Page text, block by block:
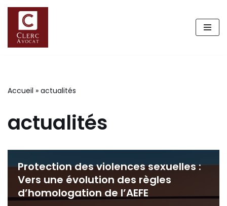
Aller
au
Accueil » actualités
actualités
Protection des violences sexuelles :
Vers une évolution des règles
d’homologation de l’AEFE